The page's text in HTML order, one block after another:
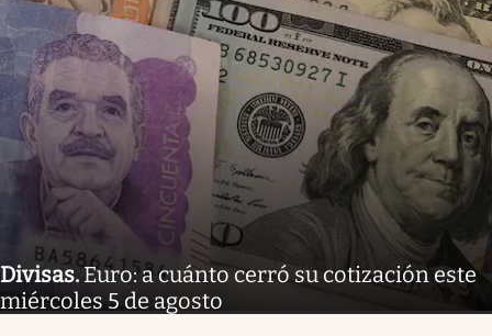
Divisas.Euro: a cuánto cerró su cotización este
miércoles 5 de agosto